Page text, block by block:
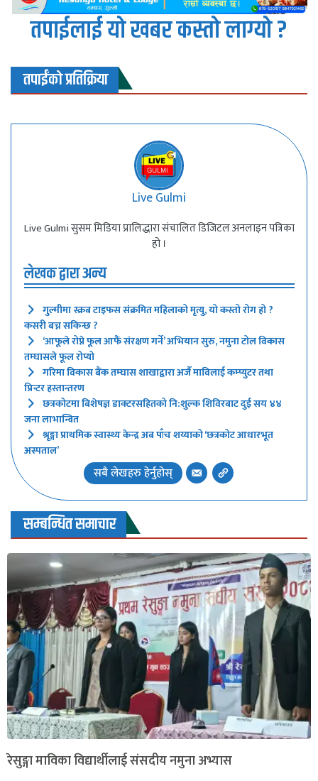
तपाईलाई यो खबर कस्तो लाग्यो ?
तपाईंको प्रतिक्रिया
Live Gulmi
Live Gulmi सुसम मिडिया प्रालिद्धारा संचालित डिजिटल अनलाइन पत्रिका
हो ।
लेखक द्वारा अन्य
गुल्मीमा स्क्रब टाइफस संक्रमित महिलाको मृत्यु, यो कस्तो रोग हो ?
कसरी बच्न सकिन्छ ?
‘आफूले रोप्ने फूल आफैं संरक्षण गर्ने’ अभियान सुरु, नमुना टोल विकास
तम्घासले फूल रोप्यो
गरिमा विकास बैंक तम्घास शाखाद्वारा अर्जै माविलाई कम्प्युटर तथा
प्रिन्टर हस्तान्तरण
छत्रकोटमा बिशेषज्ञ डाक्टरसहितको नि:शुल्क शिविरबाट दुई सय ४४
जना लाभान्वित
श्रृङ्गा प्राथमिक स्वास्थ्य केन्द्र अब पाँच शय्याको ‘छत्रकोट आधारभूत
अस्पताल’
सबै लेखहरु हेर्नुहोस्
सम्बन्धित समाचार
रेसुङ्गा माविका विद्यार्थीलाई संसदीय नमुना अभ्यास